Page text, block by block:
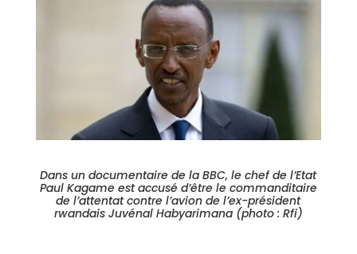
Dans un documentaire de la BBC, le chef de l’Etat
Paul Kagame est accusé d’être le commanditaire
de l’attentat contre l’avion de l’ex-président
rwandais Juvénal Habyarimana (photo : Rfi)